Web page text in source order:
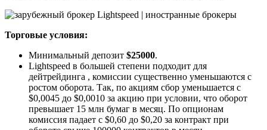
Торговые условия:
Минимальный депозит $25000.
Lightspeed в большей степени подходит для
дейтрейдинга , комиссии существенно уменьшаются с
ростом оборота. Так, по акциям сбор уменьшается с
$0,0045 до $0,0010 за акцию при условии, что оборот
превышает 15 млн бумаг в месяц. По опционам
комиссия падает с $0,60 до $0,20 за контракт при